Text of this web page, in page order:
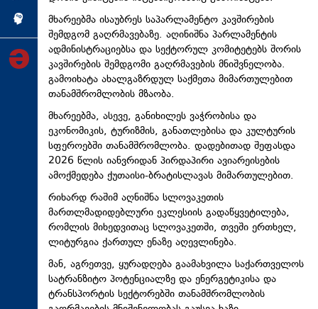
ინქვიზიცია
მხარეებმა ისაუბრეს საპარლამენტო კავშირების
შემდგომ გაღრმავებაზე. აღინიშნა პარლამენტის
ადმინისტრაციებსა და სექტორულ კომიტეტებს შორის
კავშირების შემდგომი გაღრმავების მნიშვნელობა.
გამოიხატა ახალგაზრდულ საქმეთა მიმართულებით
თანამშრომლობის მზაობა.
მხარეებმა, ასევე, განიხილეს ვაჭრობისა და
ეკონომიკის, ტურიზმის, განათლებისა და კულტურის
სფეროებში თანამშრომლობა. დადებითად შეფასდა
2026 წლის იანვრიდან პირდაპირი ავიარეისების
ამოქმედება ქუთაისი-ბრატისლავას მიმართულებით.
რიხარდ რაშიმ აღნიშნა სლოვაკეთის
მართლმადიდებლური ეკლესიის გადაწყვეტილება,
რომლის მიხედვითაც სლოვაკეთში, თვეში ერთხელ,
ლიტურგია ქართულ ენაზე აღევლინება.
მან, აგრეთვე, ყურადღება გაამახვილა საქართველოს
სატრანზიტო პოტენციალზე და ენერგეტიკისა და
ტრანსპორტის სექტორებში თანამშრომლობის